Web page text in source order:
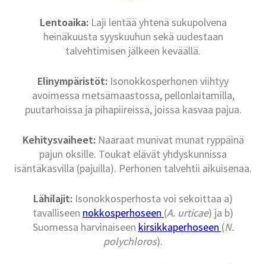
Lentoaika:Laji lentää yhtenä sukupolvena
heinäkuusta syyskuuhun sekä uudestaan
talvehtimisen jälkeen keväällä.
Elinympäristöt: Isonokkosperhonen viihtyy
avoimessa metsämaastossa, pellonlaitamilla,
puutarhoissa ja pihapiireissä, joissa kasvaa pajua.
Kehitysvaiheet:Naaraat munivat munat ryppäinä
pajun oksille. Toukat elävät yhdyskunnissa
isäntäkasvilla (pajuilla). Perhonen talvehtii aikuisenaa.
Lähilajit: Isonokkosperhosta voi sekoittaa a)
tavalliseen nokkosperhoseen (A. urticae) ja b)
Suomessa harvinaiseen kirsikkaperhoseen (N.
polychloros).